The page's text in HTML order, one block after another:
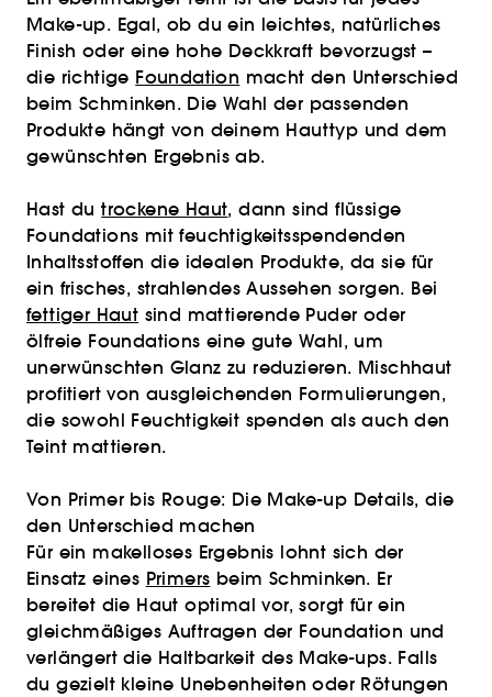
Make-up. Egal, ob du ein leichtes, natürliches
Finish oder eine hohe Deckkraft bevorzugst –
die richtige Foundation macht den Unterschied
beim Schminken. Die Wahl der passenden
Produkte hängt von deinem Hauttyp und dem
gewünschten Ergebnis ab.
Hast dutrockene Haut, dann sind flüssige
Foundations mit feuchtigkeitsspendenden
Inhaltsstoffen die idealen Produkte, da sie für
ein frisches, strahlendes Aussehen sorgen. Bei
fettiger Haut sind mattierende Puder oder
ölfreie Foundations eine gute Wahl, um
unerwünschten Glanz zu reduzieren. Mischhaut
profitiert von ausgleichenden Formulierungen,
die sowohl Feuchtigkeit spenden als auch den
Teint mattieren.
Von Primer bis Rouge: Die Make-up Details, die
den Unterschied machen
Für ein makelloses Ergebnis lohnt sich der
Einsatz eines Primers beim Schminken. Er
bereitet die Haut optimal vor, sorgt für ein
gleichmäßiges Auftragen der Foundation und
verlängert die Haltbarkeit des Make-ups. Falls
du gezielt kleine Unebenheiten oder Rötungen